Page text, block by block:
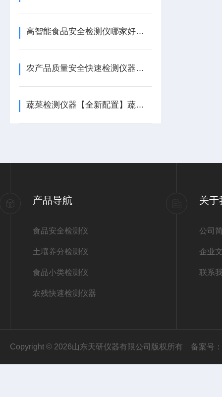
高智能食品安全检测仪哪家好，2026农贸食堂综合快检设备厂家选购攻略
农产品质量安全快速检测仪器准确度怎么样
蔬菜检测仪器【全新配置】蔬菜检测仪器
产品导航
食品安全检测仪
土壤养分检测仪
食品小类检测仪
农残快速检测仪器
关于
公司
企业
联系
Copyright © 2026山东天研仪器有限公司版权所有 备案号